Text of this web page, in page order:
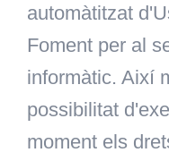
automàtitzat
Foment per al
informàtic. Així
possibilitat
moment els